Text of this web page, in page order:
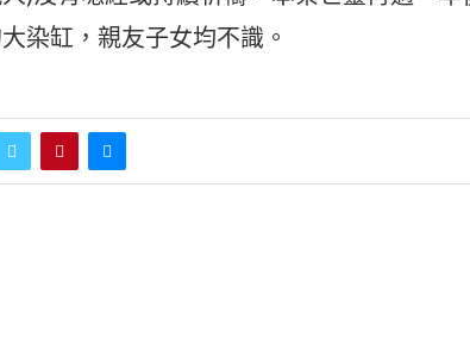
染缸，親友子女均不識。